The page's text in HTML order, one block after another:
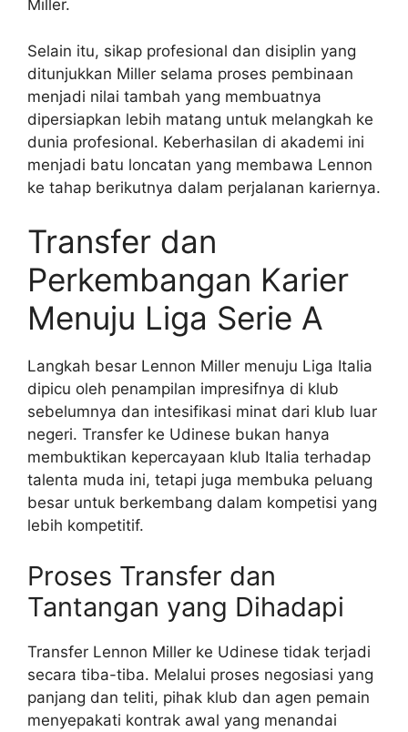
Miller.
Selain itu, sikap profesional dan disiplin yang
ditunjukkan Miller selama proses pembinaan
menjadi nilai tambah yang membuatnya
dipersiapkan lebih matang untuk melangkah ke
dunia profesional. Keberhasilan di akademi ini
menjadi batu loncatan yang membawa Lennon
ke tahap berikutnya dalam perjalanan kariernya.
Transfer dan
Perkembangan Karier
Menuju Liga Serie A
Langkah besar Lennon Miller menuju Liga Italia
dipicu oleh penampilan impresifnya di klub
sebelumnya dan intesifikasi minat dari klub luar
negeri. Transfer ke Udinese bukan hanya
membuktikan kepercayaan klub Italia terhadap
talenta muda ini, tetapi juga membuka peluang
besar untuk berkembang dalam kompetisi yang
lebih kompetitif.
Proses Transfer dan
Tantangan yang Dihadapi
Transfer Lennon Miller ke Udinese tidak terjadi
secara tiba-tiba. Melalui proses negosiasi yang
panjang dan teliti, pihak klub dan agen pemain
menyepakati kontrak awal yang menandai